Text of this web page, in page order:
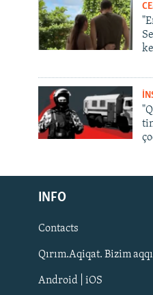
Русский
Українською
QOŞULIÑIZ!
INFO
Contacts
Qırım.Aqiqat. Bizim
Android | iOS